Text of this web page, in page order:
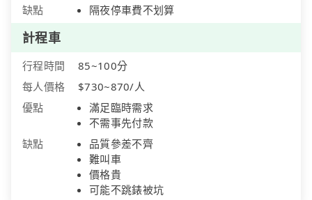
缺點
隔夜停車費不划算
計程車
行程時間
85~100分
每人價格
$730~870/人
優點
滿足臨時需求
不需事先付款
缺點
品質參差不齊
難叫車
價格貴
可能不跳錶被坑